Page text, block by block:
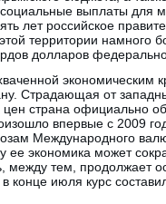
выплаты для
лет российское
территории намного
долларов
экономическим
Страдающая от
цен страна официально
впервые с 2009
Международного
ее экономика может
между тем, продолжает
конце июля курс